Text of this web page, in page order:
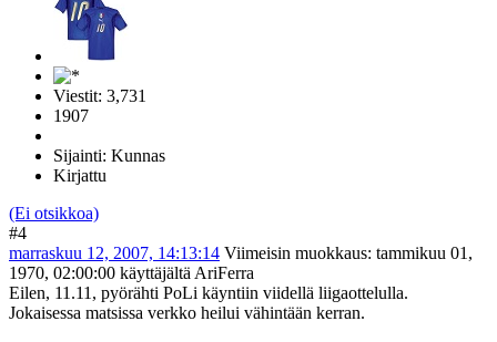
Viestit: 3,731
1907
Sijainti: Kunnas
Kirjattu
(Ei otsikkoa)
#4
marraskuu 12, 2007, 14:13:14 Viimeisin muokkaus: tammikuu 01,
1970, 02:00:00 käyttäjältä AriFerra
Eilen, 11.11, pyörähti PoLi käyntiin viidellä liigaottelulla.
Jokaisessa matsissa verkko heilui vähintään kerran.